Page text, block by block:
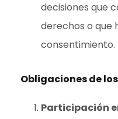
decisiones que
derechos o que
consentimiento.
Obligaciones de
Participación